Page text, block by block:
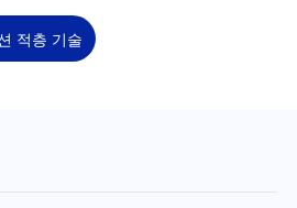
적층 기술